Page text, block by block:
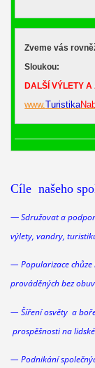
Zveme vás
Sloukou:
DALŠÍ VÝLETY A
www.Turistika
Cíle našeho
—Sdružovat a
výlety, vandry,
— Popularizace
prováděných bez
— Šíření osvěty a
prospěšnosti na
— Podnikání